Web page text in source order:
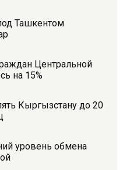
Ташкентом
Центральной
на 15%
Кыргызстану до 20
уровень обмена